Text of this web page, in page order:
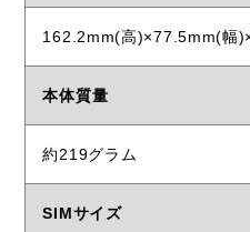
162.2mm(高)×77.5mm(幅
本体質量
約219グラム
SIMサイズ